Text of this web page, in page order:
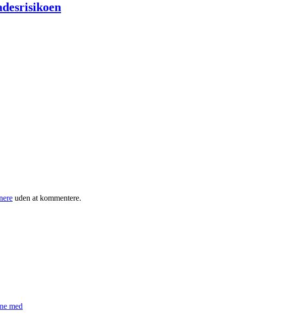
uden at kommentere.
med